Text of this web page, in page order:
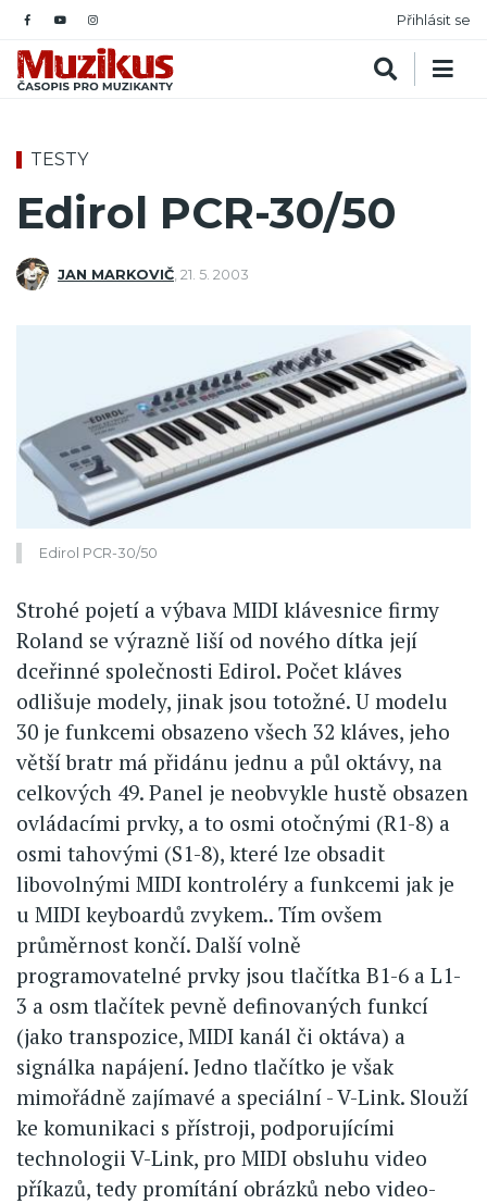
Přihlásit se
TESTY
Edirol PCR-30/50
JAN MARKOVIČ 21. 5. 2003
Edirol PCR-30/50
Strohé pojetí a výbava MIDI klávesnice firmy
Roland se výrazně liší od nového dítka její
dceřinné společnosti Edirol. Počet kláves
odlišuje modely, jinak jsou totožné. U modelu
30 je funkcemi obsazeno všech 32 kláves, jeho
větší bratr má přidánu jednu a půl oktávy, na
celkových 49. Panel je neobvykle hustě obsazen
ovládacími prvky, a to osmi otočnými (R1-8) a
osmi tahovými (S1-8), které lze obsadit
libovolnými MIDI kontroléry a funkcemi jak je
u MIDI keyboardů zvykem.. Tím ovšem
průměrnost končí. Další volně
programovatelné prvky jsou tlačítka B1-6 a L1-
3 a osm tlačítek pevně definovaných funkcí
(jako transpozice, MIDI kanál či oktáva) a
signálka napájení. Jedno tlačítko je však
mimořádně zajímavé a speciální - V-Link. Slouží
ke komunikaci s přístroji, podporujícími
technologii V-Link, pro MIDI obsluhu video
příkazů, tedy promítání obrázků nebo video-